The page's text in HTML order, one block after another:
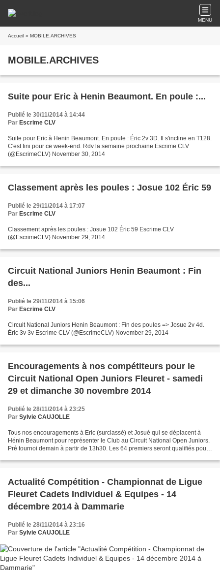
MENU
Accueil » MOBILE.ARCHIVES
MOBILE.ARCHIVES
Suite pour Eric à Henin Beaumont. En poule :...
Publié le 30/11/2014 à 14:44
Par Escrime CLV
Suite pour Eric à Henin Beaumont. En poule : Éric 2v 3D. Il s'incline en T128.
C'est fini pour ce week-end. Rdv la semaine prochaine Escrime CLV
(@EscrimeCLV) November 30, 2014
Classement après les poules : Josue 102 Éric 59
Publié le 29/11/2014 à 17:07
Par Escrime CLV
Classement après les poules : Josue 102 Éric 59 Escrime CLV
(@EscrimeCLV) November 29, 2014
Circuit National Juniors Henin Beaumont : Fin
des...
Publié le 29/11/2014 à 15:06
Par Escrime CLV
Circuit National Juniors Henin Beaumont : Fin des poules => Josue 2v 4d.
Éric 3v 3v Escrime CLV (@EscrimeCLV) November 29, 2014
Encouragements à nos compétiteurs pour le
Circuit National Open Juniors Fleuret - samedi
29 et dimanche 30 novembre 2014
Publié le 28/11/2014 à 23:25
Par Sylvie CAUJOLLE
Tous nos encouragements à Eric (surclassé) et Josué qui se déplacent à
Hénin Beaumont pour représenter le Club au Circuit National Open Juniors.
Pré tournoi demain à partir de 13h30. Les 64 premiers seront qualifiés pour
Actualité Compétition - Championnat de Ligue
Fleuret Cadets Individuel & Equipes - 14
décembre 2014 à Dammarie
Publié le 28/11/2014 à 23:16
Par Sylvie CAUJOLLE